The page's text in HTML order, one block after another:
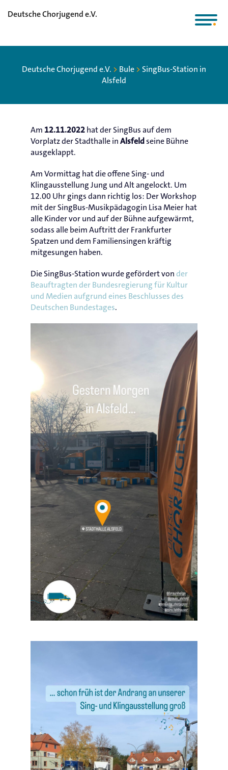
Deutsche Chorjugend e.V.
Deutsche Chorjugend e.V. > Bule > SingBus-Station in
Alsfeld
Am 12.11.2022 hat der SingBus auf dem
Vorplatz der Stadthalle in Alsfeld seine Bühne
ausgeklappt.
Am Vormittag hat die offene Sing- und
Klingausstellung Jung und Alt angelockt. Um
12.00 Uhr gings dann richtig los: Der Workshop
mit der SingBus-Musikpädagogin Lisa Meier hat
alle Kinder vor und auf der Bühne aufgewärmt,
sodass alle beim Auftritt der Frankfurter
Spatzen und dem Familiensingen kräftig
mitgesungen haben.
Die SingBus-Station wurde gefördert vonder
Beauftragten der Bundesregierung für Kultur
und Medien aufgrund eines Beschlusses des
Deutschen Bundestages.